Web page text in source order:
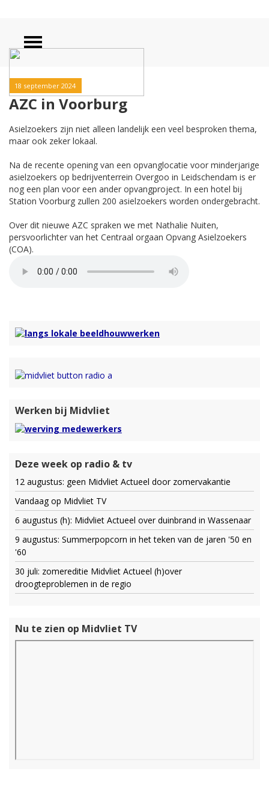
18 september 2024
AZC in Voorburg
Asielzoekers zijn niet alleen landelijk een veel besproken thema,
maar ook zeker lokaal.
Na de recente opening van een opvanglocatie voor minderjarige
asielzoekers op bedrijventerrein Overgoo in Leidschendam is er
nog een plan voor een ander opvangproject. In een hotel bij
Station Voorburg zullen 200 asielzoekers worden ondergebracht.
Over dit nieuwe AZC spraken we met Nathalie Nuiten,
persvoorlichter van het Centraal orgaan Opvang Asielzoekers
(COA).
Werken bij Midvliet
Deze week op radio & tv
12 augustus: geen Midvliet Actueel door zomervakantie
Vandaag op Midvliet TV
6 augustus (h): Midvliet Actueel over duinbrand in Wassenaar
9 augustus: Summerpopcorn in het teken van de jaren '50 en
'60
30 juli: zomereditie Midvliet Actueel (h)over
droogteproblemen in de regio
Nu te zien op Midvliet TV